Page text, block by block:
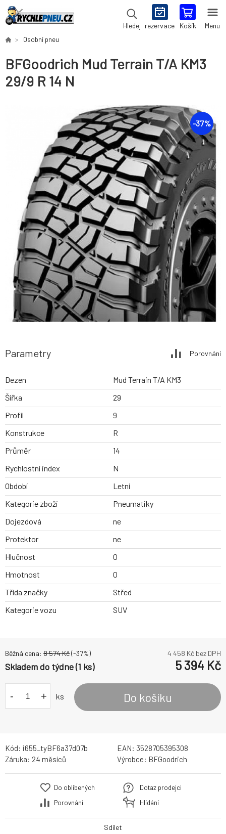
Hledej rezervace Košík Menu
Osobní pneu
BFGoodrich Mud Terrain T/A KM3
29/9 R 14 N
-37%
Parametry Porovnání
Dezen
Mud Terrain T/A KM3
Šířka
29
Profil
9
Konstrukce
R
Průměr
14
Rychlostní index
N
Období
Letní
Kategorie zboží
Pneumatiky
Dojezdová
ne
Protektor
ne
Hlučnost
0
Hmotnost
0
Třída značky
Střed
Kategorie vozu
SUV
Běžná cena: 8 574Kč(-37%) 4 458 Kč bez DPH
Skladem do týdne (1 ks) 5 394 Kč
- + ks Do košíku
Kód: i655_tyBF6a37d07b EAN: 3528705395308
Záruka: 24 měsíců Výrobce: BFGoodrich
Do oblíbených
Porovnání
Dotaz prodejci
Hlídání
Sdílet